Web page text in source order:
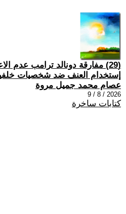
(29) مفارقة دونالد ترامب عدم
إستخدام العنف ضد شخصيات
عصام محمد جميل مروة
2026 / 8 / 9
كتابات ساخرة